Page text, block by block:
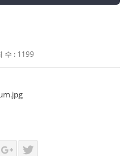
수 : 1199